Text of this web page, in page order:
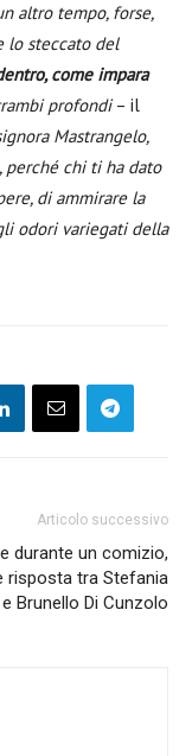
altro tempo, forse,
lo steccato del
come impara
profondi– il
Mastrangelo,
perché chi ti ha dato
di ammirare la
odori variegati della
Articolo successivo
durante un comizio,
risposta tra Stefania
Brunello Di Cunzolo